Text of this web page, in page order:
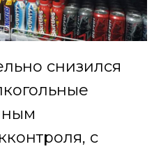
снизился
с